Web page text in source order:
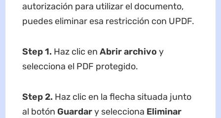
autorización para utilizar el documento,
puedes eliminar esa restricción con UPDF.
Step 1. Haz clic en Abrir archivo y
selecciona el PDF protegido.
Step 2. Haz clic en la flecha situada junto
al botón Guardary selecciona Eliminar